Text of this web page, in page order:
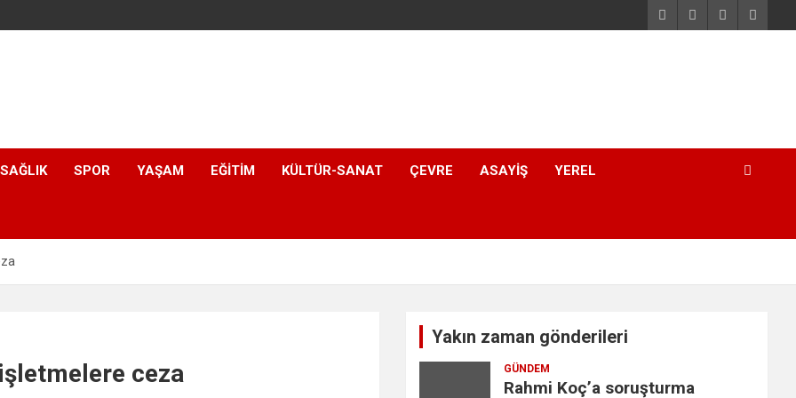
SAĞLIK SPOR YAŞAM EĞITIM KÜLTÜR-SANAT ÇEVRE ASAYIŞ YEREL
ceza
Yakın zaman gönderileri
GÜNDEM
Rahmi Koç’a soruşturma